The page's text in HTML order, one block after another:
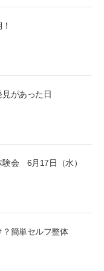
があった日
験会 6月17日（水）
簡単セルフ整体